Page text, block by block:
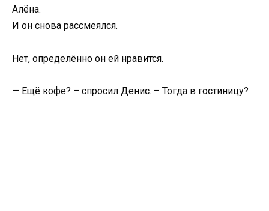
Алёна.
И он снова рассмеялся.
Нет, определённо он ей нравится.
— Ещё кофе? – спросил Денис. – Тогда в гостиницу?